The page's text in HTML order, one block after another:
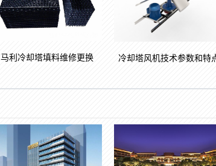
马利冷却塔填料维修更换 冷却塔风机技术参数和特